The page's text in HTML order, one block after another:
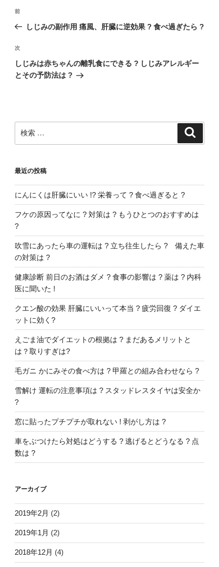
投
ビ
ゲ
ー
過
去
投
稿
前
しじみの副作用 痛風、肝臓に逆効果 ? 食べ過ぎたら ?
次
の
投
次
しじみは赤ちゃんの離乳食にできる ? しじみアレルギー
とその予防法は ?
検
索:
最近の投稿
にんにくは肝臓にいい !? 栄養って ? 食べ過ぎると ?
フケの原因ってなに ? 対策は ? もうひとつのおすすめは
?
吹雪にあったら車の運転は ? 立ち往生したら ? 備えた車
の対策は ?
健康診断 前日のお酒はダメ ? 食事の影響は ? 薬は ? 内科
医に聞いた !
クエン酸の効果 肝臓にいいって本当 ? 疲労回復 ? ダイエ
ットに効く?
えごま油でダイエットの根拠は ? まだあるメリットと
は？取りすぎは?
毛ガニ かにみその食べ方は ? 甲羅との組み合わせなら ?
雪解け 運転の注意事項は ? スタッドレスタイヤは安全か
?
窓に貼ったプチプチが取れない ! 剥がし方は ?
車をぶつけたら対処はどうする ? 逃げるとどうなる ? 点
数は ?
アーカイブ
2019年2月 (2)
2019年1月 (2)
2018年12月 (4)